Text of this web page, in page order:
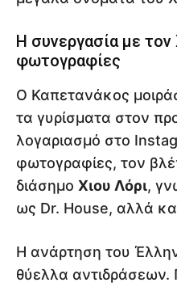
Η συνεργασία με τον
φωτογραφίες
Ο Καπετανάκος
τα γυρίσματα στον
λογαριασμό στο
φωτογραφίες, τον
διάσημο Χιου Λόρι,
ως Dr. House, αλλά
Η ανάρτηση του
θύελλα αντιδράσεων.